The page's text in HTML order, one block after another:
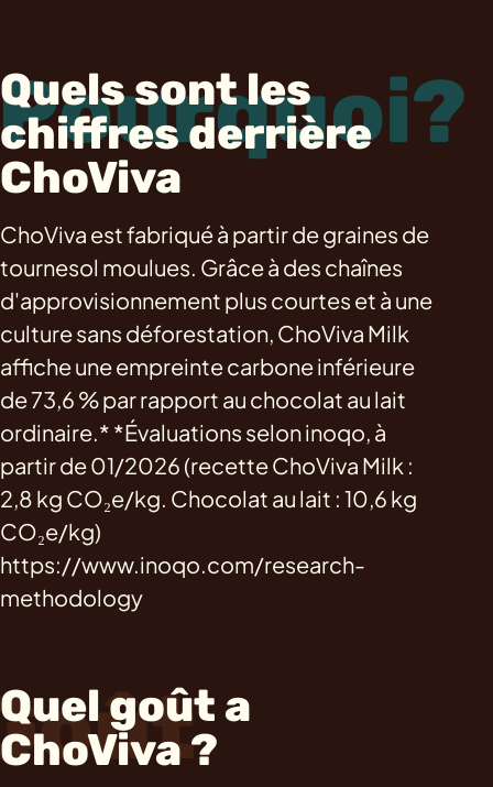
Quels sont les
chiffres derrière
ChoViva
ChoViva est fabriqué à partir de graines de
tournesol moulues. Grâce à des chaînes
d'approvisionnement plus courtes et à une
culture sans déforestation, ChoViva Milk
affiche une empreinte carbone inférieure
de 73,6 % par rapport au chocolat au lait
ordinaire.* *Évaluations selon inoqo, à
partir de 01/2026 (recette ChoViva Milk :
2,8 kg CO₂e/kg. Chocolat au lait : 10,6 kg
CO₂e/kg)
https://www.inoqo.com/research-
methodology
Quel goût a
ChoViva ?